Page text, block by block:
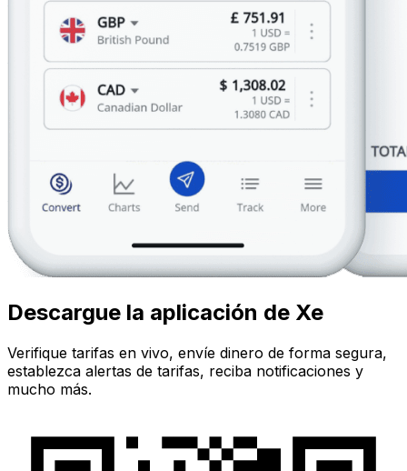
Descargue la aplicación de Xe
Verifique tarifas en vivo, envíe dinero de forma segura,
establezca alertas de tarifas, reciba notificaciones y
mucho más.